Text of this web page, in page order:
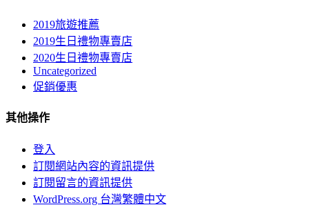
2019旅遊推薦
2019生日禮物專賣店
2020生日禮物專賣店
Uncategorized
促銷優惠
其他操作
登入
訂閱網站內容的資訊提供
訂閱留言的資訊提供
WordPress.org 台灣繁體中文